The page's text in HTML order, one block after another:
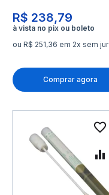
R$ 238,79
ou R$ 251,36 em 2x sem
Comprar agora